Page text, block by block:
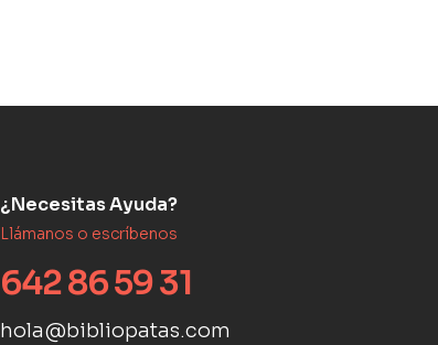
¿Necesitas Ayuda?
Llámanos o escríbenos
642 86 59 31
hola@bibliopatas.com